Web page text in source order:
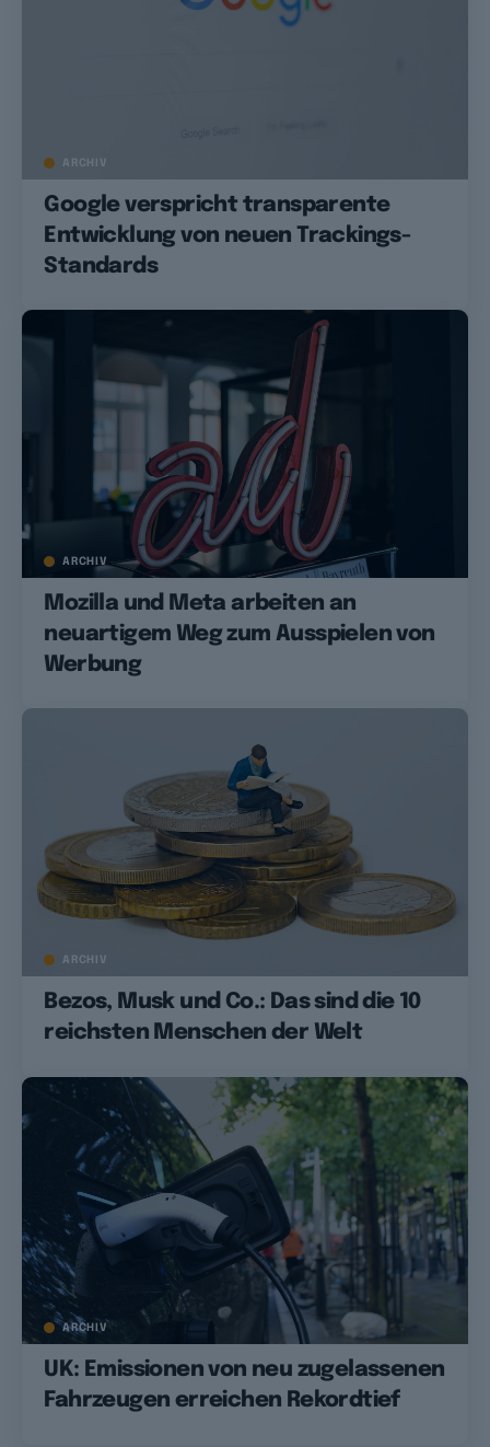
ARCHIV
Google verspricht transparente
Entwicklung von neuen Trackings-
Standards
ARCHIV
Mozilla und Meta arbeiten an
neuartigem Weg zum Ausspielen von
Werbung
ARCHIV
Bezos, Musk und Co.: Das sind die 10
reichsten Menschen der Welt
ARCHIV
UK: Emissionen von neu zugelassenen
Fahrzeugen erreichen Rekordtief